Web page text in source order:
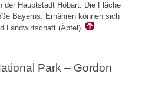
der Hauptstadt Hobart. Die Fläche
Bayerns. Ernähren können sich
Landwirtschaft (Äpfel).
Park – Gordon